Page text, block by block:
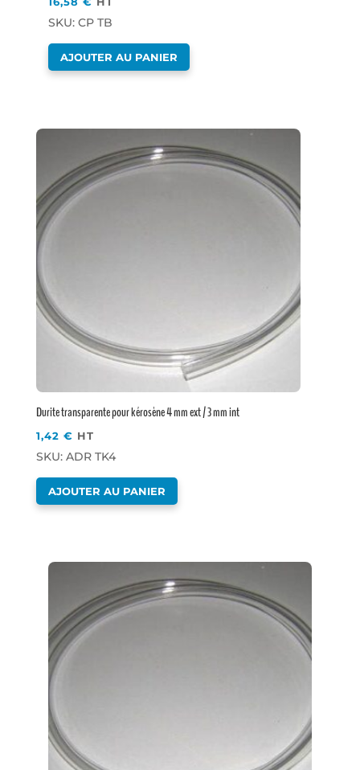
SKU: CP TB
AJOUTER AU PANIER
Durite transparente pour kérosène 4 mm ext / 3 mm int
1,42€ HT
SKU: ADR TK4
AJOUTER AU PANIER